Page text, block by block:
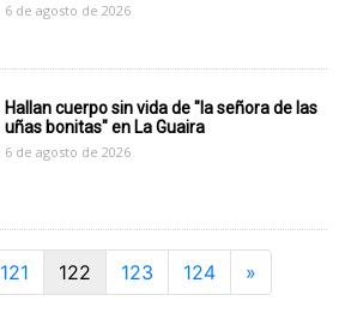
6 de agosto de 2026
Hallan cuerpo sin vida de "la señora de las
uñas bonitas" en La Guaira
6 de agosto de 2026
121 122 123 124 »